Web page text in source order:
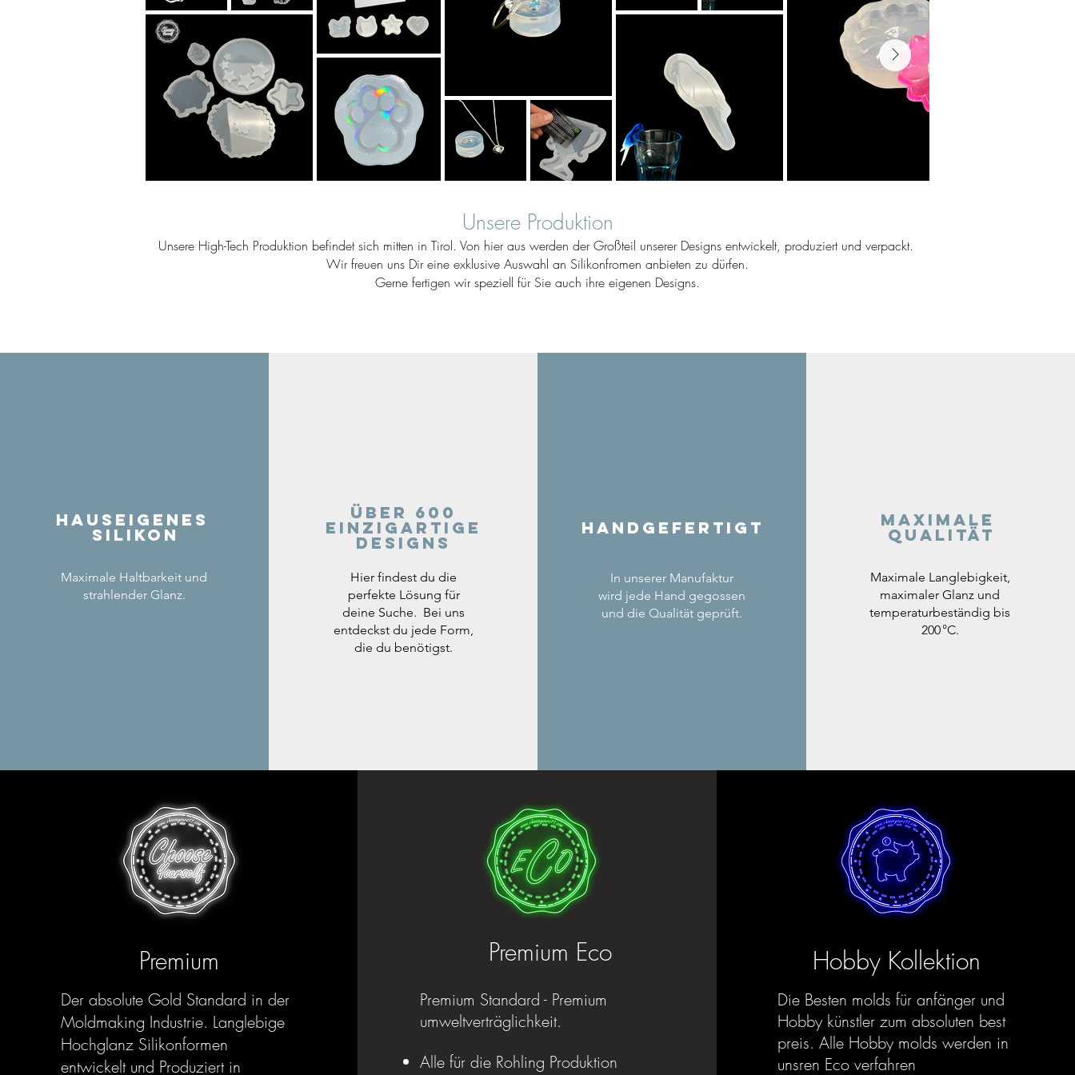
Unsere Produktion
Unsere High-Tech Produktion befindet sich mitten in Tirol. Von hier aus werden der Großteil unserer Designs entwickelt, produziert und verpackt.
Wir freuen uns Dir eine exklusive Auswahl an Silikonfromen anbieten zu dürfen.
Gerne fertigen wir speziell für Sie auch ihre eigenen Designs.
Hauseigenes
Silikon
Maximale Haltbarkeit und
strahlender Glanz.
Über 600
einzigartige
Designs
Hier findest du die
perfekte Lösung für
deine Suche. Bei uns
entdeckst du jede Form,
die du benötigst.
Handgefertigt
In unserer Manufaktur
wird jede Hand gegossen
und die Qualität geprüft.
Maximale
Qualität
Maximale Langlebigkeit,
maximaler Glanz und
temperaturbeständig bis
200 °C.
Premium
Der absolute Gold Standard in der
Moldmaking Industrie. Langlebige
Hochglanz Silikonformen
entwickelt und Produziert in
Premium Eco
Premium Standard - Premium
umweltverträglichkeit.
Alle für die Rohling Produktion
Hobby Kollektion
Die Besten molds für anfänger und
Hobby künstler zum absoluten best
preis. Alle Hobby molds werden in
unsren Eco verfahren